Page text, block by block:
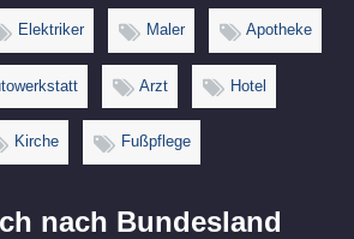
Elektriker Maler Apotheke
Arzt Hotel
Kirche Fußpflege
nach Bundesland